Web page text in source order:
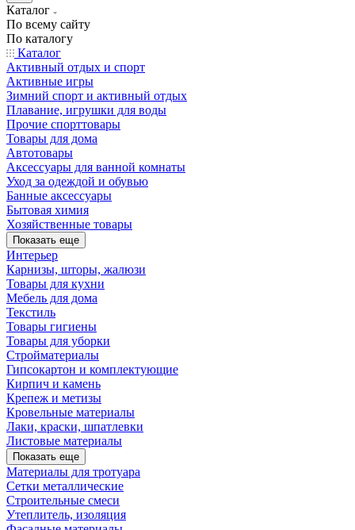
Каталог
По всему сайту
По каталогу
Каталог
Активный отдых и спорт
Активные игры
Зимний спорт и активный отдых
Плавание, игрушки для воды
Прочие спорттовары
Товары для дома
Автотовары
Аксессуары для ванной комнаты
Уход за одеждой и обувью
Банные аксессуары
Бытовая химия
Хозяйственные товары
Показать еще
Интерьер
Карнизы, шторы, жалюзи
Товары для кухни
Мебель для дома
Текстиль
Товары гигиены
Товары для уборки
Стройматериалы
Гипсокартон и комплектующие
Кирпич и камень
Крепеж и метизы
Кровельные материалы
Лаки, краски, шпатлевки
Листовые материалы
Показать еще
Материалы для тротуара
Сетки металлические
Строительные смеси
Утеплитель, изоляция